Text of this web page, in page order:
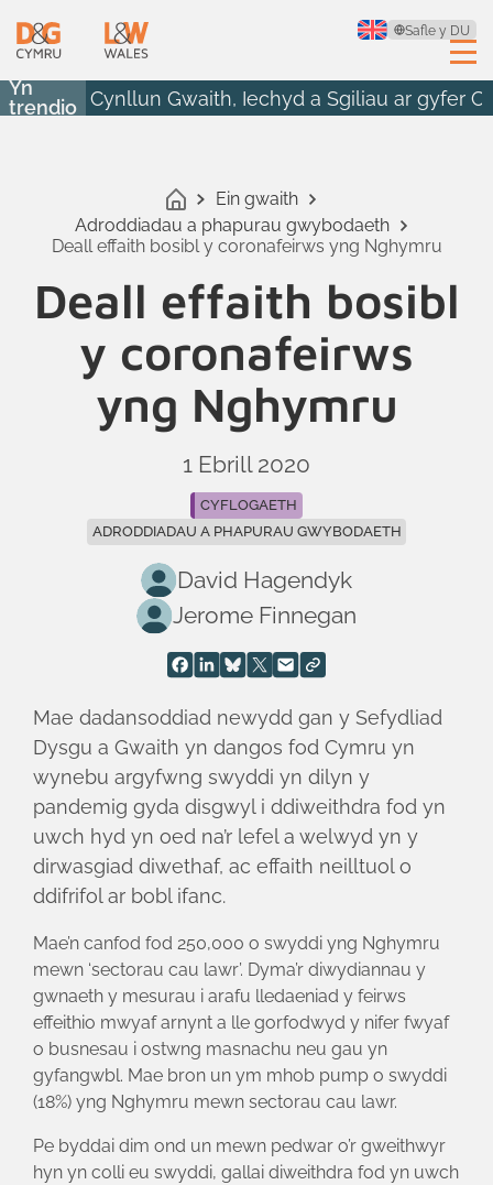
Safle y DU
Yn
trendio Cynllun Gwaith, Iechyd a Sgiliau ar gyfer
Ein gwaith
Adroddiadau a phapurau gwybodaeth
Deall effaith bosibl y coronafeirws yng Nghymru
Deall effaith bosibl
y coronafeirws
yng Nghymru
1 Ebrill 2020
CYFLOGAETH
ADRODDIADAU A PHAPURAU GWYBODAETH
David Hagendyk
Jerome Finnegan
Mae dadansoddiad newydd gan y Sefydliad
Dysgu a Gwaith yn dangos fod Cymru yn
wynebu argyfwng swyddi yn dilyn y
pandemig gyda disgwyl i ddiweithdra fod yn
uwch hyd yn oed na’r lefel a welwyd yn y
dirwasgiad diwethaf, ac effaith neilltuol o
ddifrifol ar bobl ifanc.
Mae’n canfod fod 250,000 o swyddi yng Nghymru
mewn ‘sectorau cau lawr’. Dyma’r diwydiannau y
gwnaeth y mesurau i arafu lledaeniad y feirws
effeithio mwyaf arnynt a lle gorfodwyd y nifer fwyaf
o busnesau i ostwng masnachu neu gau yn
gyfangwbl. Mae bron un ym mhob pump o swyddi
(18%) yng Nghymru mewn sectorau cau lawr.
Pe byddai dim ond un mewn pedwar o’r gweithwyr
hyn yn colli eu swyddi, gallai diweithdra fod yn uwch